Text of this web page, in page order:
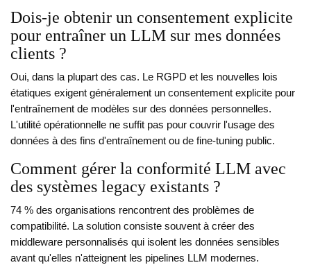
Dois-je obtenir un consentement explicite
pour entraîner un LLM sur mes données
clients ?
Oui, dans la plupart des cas. Le RGPD et les nouvelles lois
étatiques exigent généralement un consentement explicite pour
l'entraînement de modèles sur des données personnelles.
L'utilité opérationnelle ne suffit pas pour couvrir l'usage des
données à des fins d'entraînement ou de fine-tuning public.
Comment gérer la conformité LLM avec
des systèmes legacy existants ?
74 % des organisations rencontrent des problèmes de
compatibilité. La solution consiste souvent à créer des
middleware personnalisés qui isolent les données sensibles
avant qu'elles n'atteignent les pipelines LLM modernes.